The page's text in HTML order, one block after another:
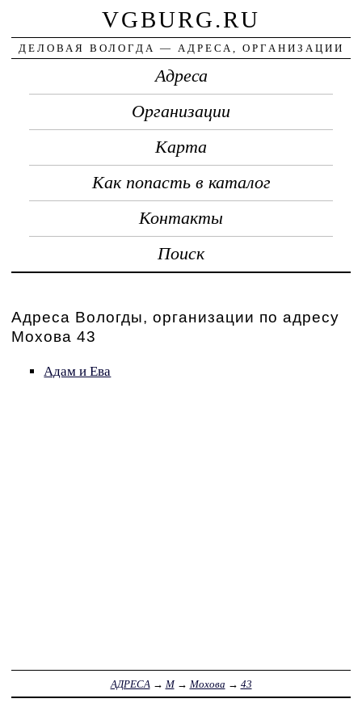
VGBURG.RU
ДЕЛОВАЯ ВОЛОГДА — АДРЕСА, ОРГАНИЗАЦИИ
Адреса
Организации
Карта
Как попасть в каталог
Контакты
Поиск
Адреса Вологды, организации по адресу
Мохова 43
Адам и Ева
АДРЕСА → М→ Мохова → 43